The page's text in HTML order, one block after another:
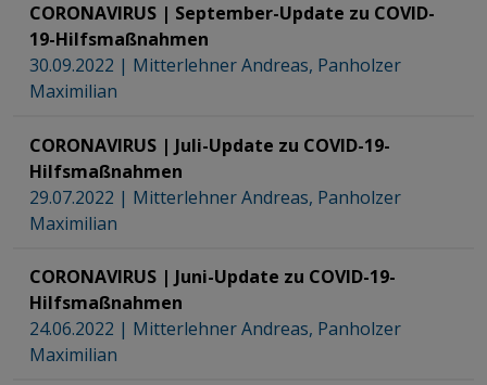
CORONAVIRUS | September-Update zu COVID-
19-Hilfsmaßnahmen
30.09.2022 | Mitterlehner Andreas, Panholzer
Maximilian
CORONAVIRUS | Juli-Update zu COVID-19-
Hilfsmaßnahmen
29.07.2022 | Mitterlehner Andreas, Panholzer
Maximilian
CORONAVIRUS | Juni-Update zu COVID-19-
Hilfsmaßnahmen
24.06.2022 | Mitterlehner Andreas, Panholzer
Maximilian